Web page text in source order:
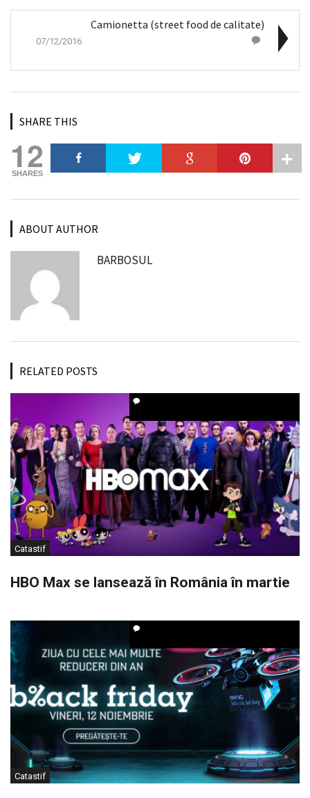
Camionetta (street food de calitate)
07/12/2016
SHARE THIS
12
SHARES
ABOUT AUTHOR
BARBOSUL
RELATED POSTS
Catastif
HBO Max se lansează în România în martie
Catastif